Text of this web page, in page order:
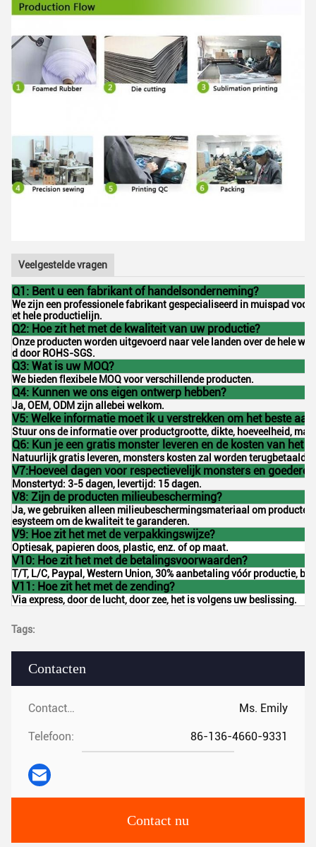
Contacten
Contacten: Ms. Emily
Telefoon: 86-136-4660-9331
Contact nu
Veelgestelde vragen
Q1: Bent u een fabrikant of handelsonderneming?
We zijn een professionele fabrikant gespecialiseerd in muispad voor
et hele productielijn.
Q2: Hoe zit het met de kwaliteit van uw productie?
Onze producten worden uitgevoerd naar vele landen over de hele
d door ROHS-SGS.
Q3: Wat is uw MOQ?
We bieden flexibele MOQ voor verschillende producten.
Q4: Kunnen we ons eigen ontwerp hebben?
Ja, OEM, ODM zijn allebei welkom.
V5: Welke informatie moet ik u verstrekken om het beste
Stuur ons de informatie over productgrootte, dikte, hoeveelheid,
Q6: Kun je een gratis monster leveren en de kosten van het
Natuurlijk gratis leveren, monsters kosten zal worden terugbetaald
V7:Hoeveel dagen voor respectievelijk monsters en
Monstertyd: 3-5 dagen, levertijd: 15 dagen.
V8: Zijn de producten milieubescherming?
Ja, we gebruiken alleen milieubeschermingsmateriaal om
esysteem om de kwaliteit te garanderen.
V9: Hoe zit het met de verpakkingswijze?
Optiesak, papieren doos, plastic, enz. of op maat.
V10: Hoe zit het met de betalingsvoorwaarden?
T/T, L/C, Paypal, Western Union, 30% aanbetaling vóór productie,
V11: Hoe zit het met de zending?
Via express, door de lucht, door zee, het is volgens uw beslissing.
Tags: